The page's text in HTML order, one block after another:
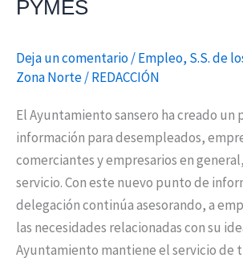
PYMES
Deja un comentario/Empleo, S.S. de
Zona Norte/REDACCIÓN
El Ayuntamiento sansero ha creado un
información para desempleados,
comerciantes y empresarios en
servicio. Con este nuevo punto de
delegación continúa asesorando, a
las necesidades relacionadas con su
Ayuntamiento mantiene el servicio de